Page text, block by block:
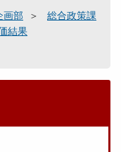
画部
総合政策課
結果